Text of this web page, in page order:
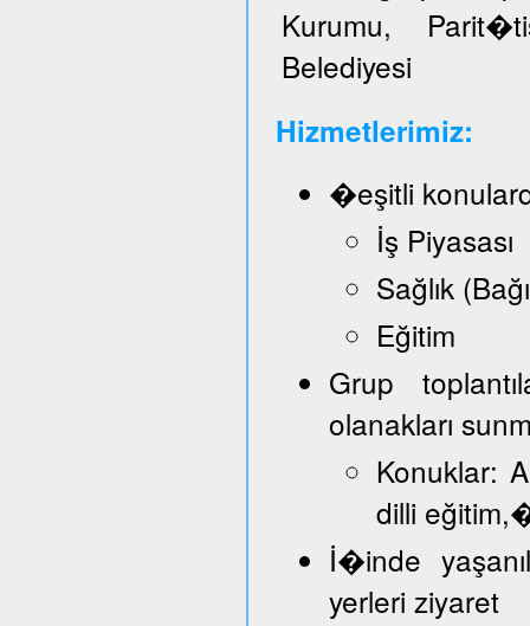
Kurumu,
Belediyesi
Hizmetlerimiz:
�eşitli
İş Piyasası
Sağlık
Eğitim
Grup
olanakları
Konuklar:
dilli
İ�inde
yerleri ziyaret